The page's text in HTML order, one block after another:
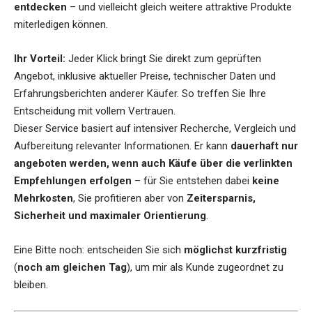
entdecken – und vielleicht gleich weitere attraktive Produkte
miterledigen können.
Ihr Vorteil: Jeder Klick bringt Sie direkt zum geprüften
Angebot, inklusive aktueller Preise, technischer Daten und
Erfahrungsberichten anderer Käufer. So treffen Sie Ihre
Entscheidung mit vollem Vertrauen.
Dieser Service basiert auf intensiver Recherche, Vergleich und
Aufbereitung relevanter Informationen. Er kann dauerhaft nur
angeboten werden, wenn auch Käufe über die verlinkten
Empfehlungen erfolgen – für Sie entstehen dabei keine
Mehrkosten, Sie profitieren aber von Zeitersparnis,
Sicherheit und maximaler Orientierung.
Eine Bitte noch: entscheiden Sie sich möglichst kurzfristig
(noch am gleichen Tag), um mir als Kunde zugeordnet zu
bleiben.